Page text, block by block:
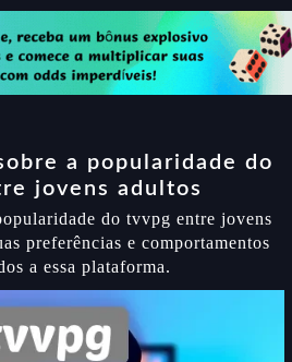
a popularidade do
jovens adultos
do tvvpg entre jovens
preferências e comportamentos
a essa plataforma.